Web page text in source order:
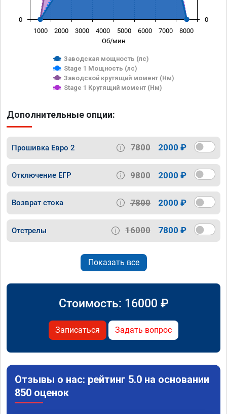
Об/мин
Заводская мощность (лс)
Stage 1 Мощность (лс)
Заводской крутящий момент (Нм)
Stage 1 Крутящий момент (Нм)
1000 2000 3000 4000 5000 6000 7000 8000
0 0
Дополнительные опции:
Прошивка Евро 2 7800 2000 ₽
Отключение ЕГР 9800 2000 ₽
Возврат стока 7800 2000 ₽
Отстрелы 16000 7800 ₽
Показать все
Стоимость: 16000 ₽
Записаться Задать вопрос
Отзывы о нас: рейтинг 5.0 на основании
850 оценок